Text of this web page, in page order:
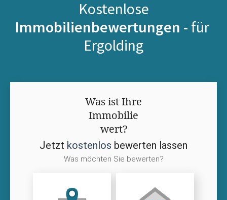
Kostenlose
Immobilienbewertungen - für
Ergolding
Was ist Ihre
Immobilie
wert?
Jetzt kostenlos bewerten lassen
Was möchten Sie bewerten?